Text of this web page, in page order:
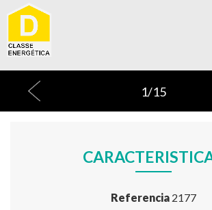
1/15
Referencia2177